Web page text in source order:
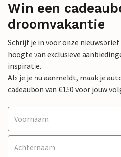
Win een
droomvakantie
Schrijf je in voor onze
hoogte van exclusieve
inspiratie.
Als je je nu aanmeldt, maak je
cadeaubon van €150 voor jouw